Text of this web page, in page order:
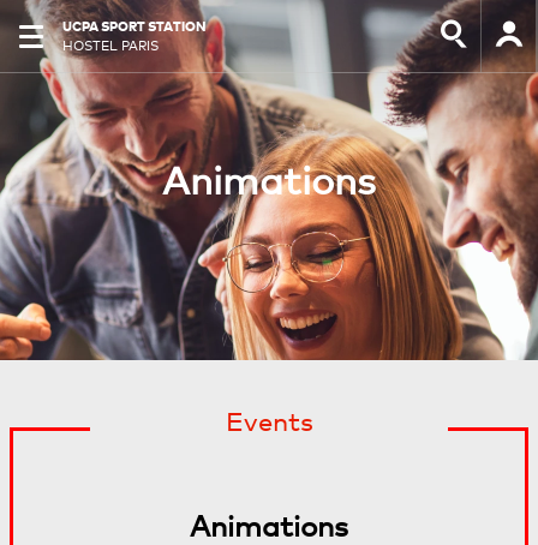
UCPA SPORT STATION
HOSTEL PARIS
Animations
Events
Animations